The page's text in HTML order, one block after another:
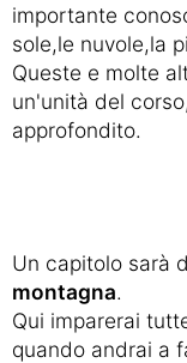
importante
sole,le nuvole,la
Queste e molte
un'unità del
approfondito.
Un capitolo sarà
montagna.
Qui imparerai
quando andrai a